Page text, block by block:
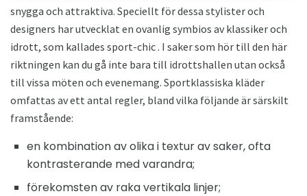
snygga och attraktiva. Speciellt för dessa stylister och
designers har utvecklat en ovanlig symbios av klassiker och
idrott, som kallades sport-chic . I saker som hör till den här
riktningen kan du gå inte bara till idrottshallen utan också
till vissa möten och evenemang. Sportklassiska kläder
omfattas av ett antal regler, bland vilka följande är särskilt
framstående:
en kombination av olika i textur av saker, ofta
kontrasterande med varandra;
förekomsten av raka vertikala linjer;